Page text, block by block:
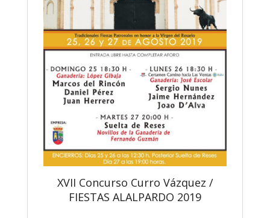
XVII Concurso Curro Vázquez /
FIESTAS ALALPARDO 2019